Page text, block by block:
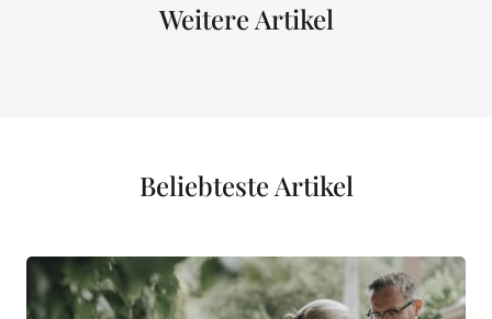
Weitere Artikel
Beliebteste Artikel